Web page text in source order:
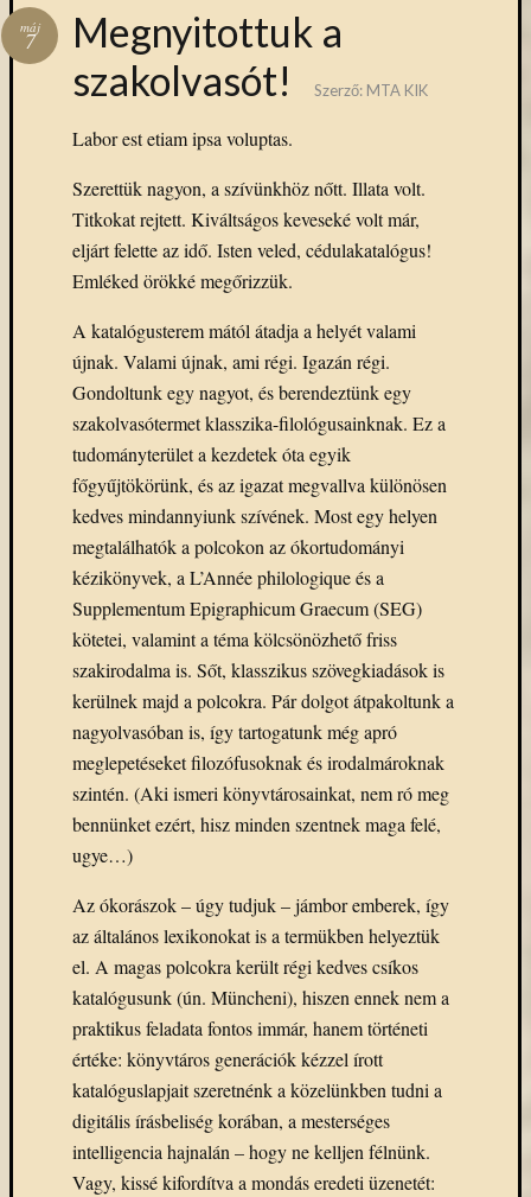
Megnyitottuk a
szakolvasót!
máj
7
Szerző: MTA KIK
Labor est etiam ipsa voluptas.
Szerettük nagyon, a szívünkhöz nőtt. Illata volt.
Titkokat rejtett. Kiváltságos keveseké volt már,
eljárt felette az idő. Isten veled, cédulakatalógus!
Emléked örökké megőrizzük.
A katalógusterem mától átadja a helyét valami
újnak. Valami újnak, ami régi. Igazán régi.
Gondoltunk egy nagyot, és berendeztünk egy
szakolvasótermet klasszika-filológusainknak. Ez a
tudományterület a kezdetek óta egyik
főgyűjtökörünk, és az igazat megvallva különösen
kedves mindannyiunk szívének. Most egy helyen
megtalálhatók a polcokon az ókortudományi
kézikönyvek, a L’Année philologique és a
Supplementum Epigraphicum Graecum (SEG)
kötetei, valamint a téma kölcsönözhető friss
szakirodalma is. Sőt, klasszikus szövegkiadások is
kerülnek majd a polcokra. Pár dolgot átpakoltunk a
nagyolvasóban is, így tartogatunk még apró
meglepetéseket filozófusoknak és irodalmároknak
szintén. (Aki ismeri könyvtárosainkat, nem ró meg
bennünket ezért, hisz minden szentnek maga felé,
ugye…)
Az ókorászok – úgy tudjuk – jámbor emberek, így
az általános lexikonokat is a termükben helyeztük
el. A magas polcokra került régi kedves csíkos
katalógusunk (ún. Müncheni), hiszen ennek nem a
praktikus feladata fontos immár, hanem történeti
értéke: könyvtáros generációk kézzel írott
katalóguslapjait szeretnénk a közelünkben tudni a
digitális írásbeliség korában, a mesterséges
intelligencia hajnalán – hogy ne kelljen félnünk.
Vagy, kissé kifordítva a mondás eredeti üzenetét: